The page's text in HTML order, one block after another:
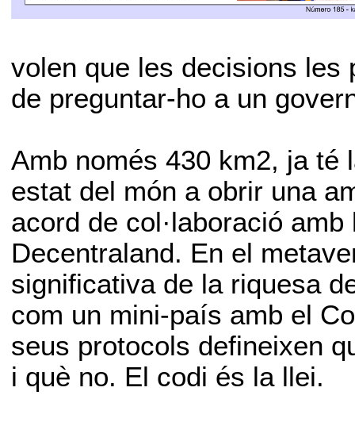
volen que les decisions les
de preguntar-ho a un
Amb només 430 km2, ja té
estat del món a obrir una
acord de col·laboració
Decentraland. En el
significativa de la riquesa
com un mini-país amb el
seus protocols defineixen
i què no. El codi és la llei.